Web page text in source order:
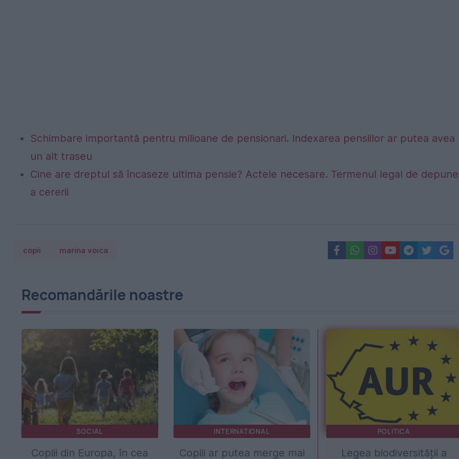
Schimbare importantă pentru milioane de pensionari. Indexarea pensiilor ar putea avea
un alt traseu
Cine are dreptul să încaseze ultima pensie? Actele necesare. Termenul legal de
a cererii
copii marina voica
Recomandările noastre
SOCIAL
Copiii din Europa, în cea
INTERNATIONAL
Copiii ar putea merge mai
POLITICA
Legea biodiversității a